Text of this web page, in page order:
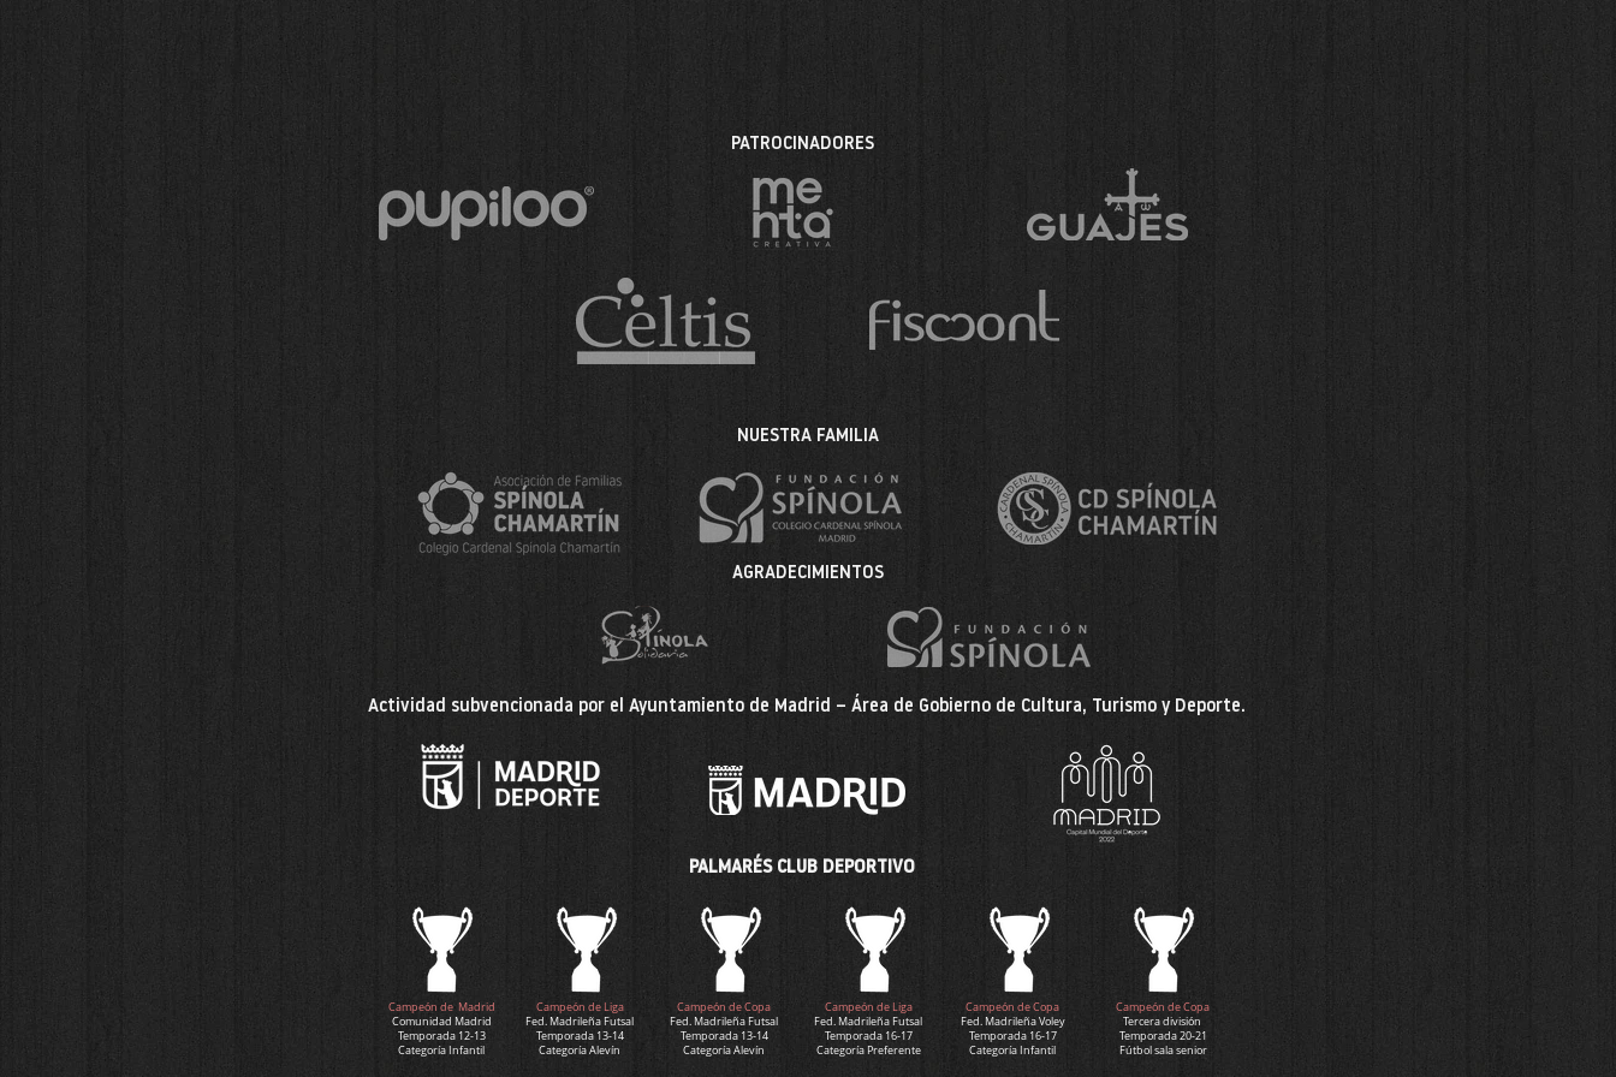
PATROCINADORES
NUESTRA FAMILIA
AGRADECIMIENTOS
Actividad subvencionada por el Ayuntamiento de Madrid – Área de Gobierno de Cultura, Turismo y Deporte.
PALMARÉS CLUB DEPORTIVO
Campeón de Madrid
Comunidad Madrid
Temporada 12-13
Categoría Infantil
Campeón de Liga
Fed. Madrileña Futsal
Temporada 13-14
Categoría Alevín
Campeón de Copa
Fed. Madrileña Futsal
Temporada 13-14
Categoría Alevín
Campeón de Liga
Fed. Madrileña Futsal
Temporada 16-17
Categoría Preferente
Campeón de Copa
Fed. Madrileña Voley
Temporada 16-17
Categoría Infantil
Campeón de Copa
Tercera división
Temporada 20-21
Fútbol sala senior